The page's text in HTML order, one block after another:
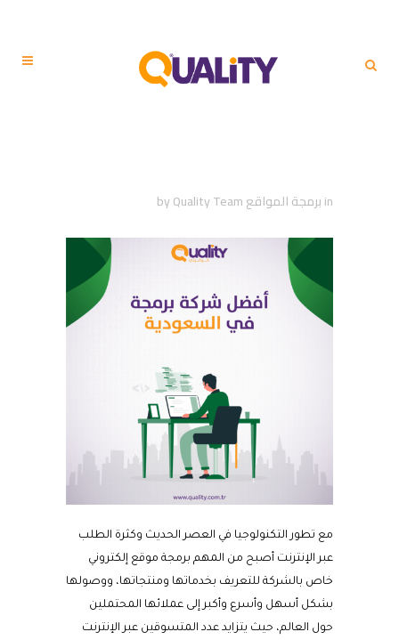
inبرمجة المواقع byQuality Team
مع تطور التكنولوجيا في العصر الحديث وكثرة الطلب
عبر الإنترنت أصبح من المهم برمجة موقع إلكتروني
خاص بالشركة للتعريف بخدماتها ومنتجاتها، ووصولها
بشكل أسهل وأسرع وأكبر إلى عملائها المحتملين
حول العالم، حيث يتزايد عدد المتسوقين عبر الإنترنت